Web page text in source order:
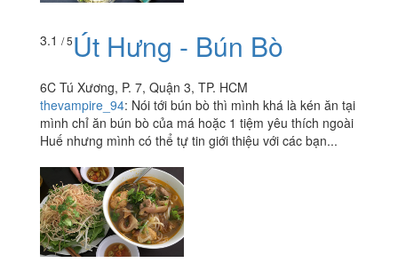
3.1 / 5Út Hưng - Bún Bò
6C Tú Xương, P. 7, Quận 3, TP. HCM
thevampire_94: Nói tới bún bò thì mình khá là kén ăn tại
mình chỉ ăn bún bò của má hoặc 1 tiệm yêu thích ngoài
Huế nhưng mình có thể tự tin giới thiệu với các bạn...